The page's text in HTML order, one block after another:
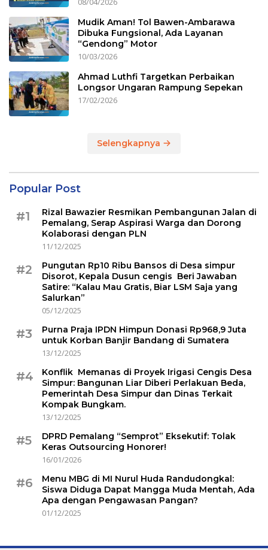
Mudik Aman! Tol Bawen-Ambarawa
Dibuka Fungsional, Ada Layanan
“Gendong” Motor
10/03/2026
Ahmad Luthfi Targetkan Perbaikan
Longsor Ungaran Rampung Sepekan
17/02/2026
Selengkapnya
Popular Post
#1
Rizal Bawazier Resmikan Pembangunan Jalan di
Pemalang, Serap Aspirasi Warga dan Dorong
Kolaborasi dengan PLN
11/12/2025
#2
Pungutan Rp10 Ribu Bansos di Desa simpur
Disorot, Kepala Dusun cengis Beri Jawaban
Satire: “Kalau Mau Gratis, Biar LSM Saja yang
Salurkan”
05/12/2025
#3
Purna Praja IPDN Himpun Donasi Rp968,9 Juta
untuk Korban Banjir Bandang di Sumatera
13/12/2025
#4
Konflik Memanas di Proyek Irigasi Cengis Desa
Simpur: Bangunan Liar Diberi Perlakuan Beda,
Pemerintah Desa Simpur dan Dinas Terkait
Kompak Bungkam.
13/12/2025
#5
DPRD Pemalang “Semprot” Eksekutif: Tolak
Keras Outsourcing Honorer!
16/01/2026
#6
Menu MBG di MI Nurul Huda Randudongkal:
Siswa Diduga Dapat Mangga Muda Mentah, Ada
Apa dengan Pengawasan Pangan?
01/12/2025